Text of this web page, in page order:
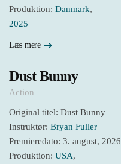
Produktion: Danmark,
2025
Læs mere
Dust Bunny
Action
Original titel: Dust Bunny
Instruktør: Bryan Fuller
Premieredato: 3. august, 2026
Produktion: USA,